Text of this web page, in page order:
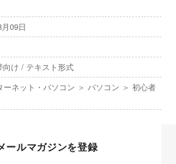
09日
向け / テキスト形式
ネット・パソコン ＞ パソコン ＞ 初心者
ールマガジンを登録